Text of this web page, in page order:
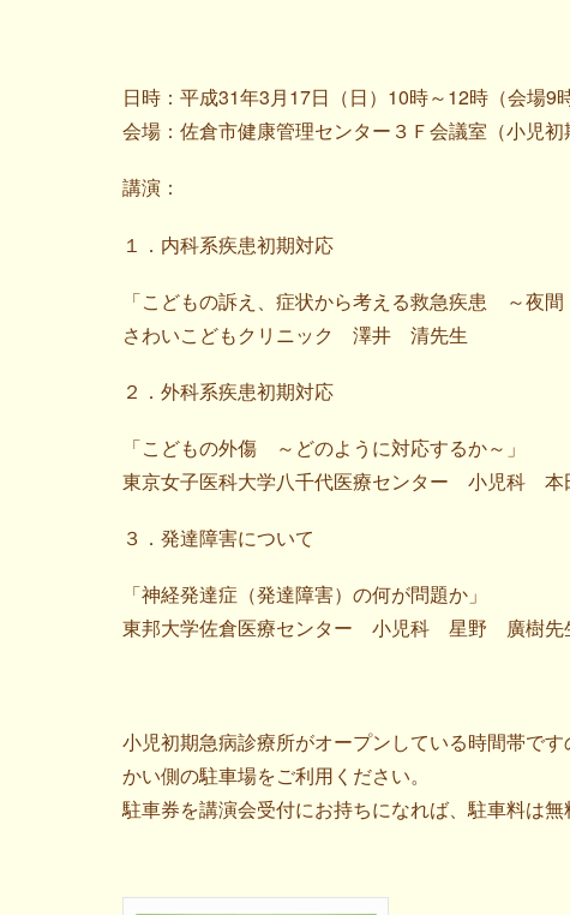
日時：平成31年3月17日（日）10時～12時（会場9
会場：佐倉市健康管理センター３Ｆ会議室（小児
講演：
１．内科系疾患初期対応
「こどもの訴え、症状から考える救急疾患 ～夜間
さわいこどもクリニック 澤井 清先生
２．外科系疾患初期対応
「こどもの外傷 ～どのように対応するか～」
東京女子医科大学八千代医療センター 小児科
３．発達障害について
「神経発達症（発達障害）の何が問題か」
東邦大学佐倉医療センター 小児科 星野 廣樹先
小児初期急病診療所がオープンしている時間帯で
かい側の駐車場をご利用ください。
駐車券を講演会受付にお持ちになれば、駐車料は無